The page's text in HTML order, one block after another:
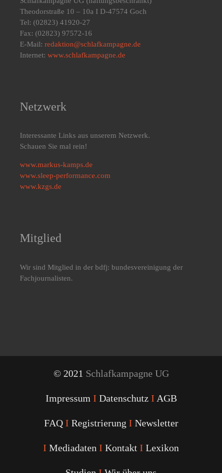
Theodorstraße 10 – 10a I D-47574 Goch
Tel: (02823) 41920-27
Fax: (02823) 97572-16
E-Mail: redaktion@schlafkampagne.de
Internet: www.schlafkampagne.de
Netzwerk
Interessante Links aus unserem Netzwerk.
Schauen Sie mal rein!
www.markus-kamps.de
www.sleep-performance.com
www.kzgs.de
Mitglied
Wir sind Mitglied in der bdfj: bundesvereinigung der
Fachjournalisten.
© 2021 Schlafkampagne UG
Impressum I Datenschutz I AGB
FAQ I Registrierung I Newsletter
I Mediadaten I Kontakt I Lexikon